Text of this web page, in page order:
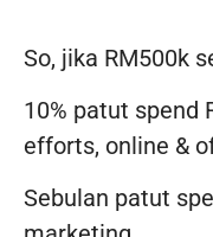
So, jika RM500k
10% patut spend
efforts, online &
Sebulan patut